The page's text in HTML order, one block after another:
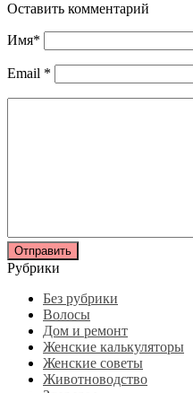
Оставить комментарий
Имя*
Email *
Рубрики
Без рубрики
Волосы
Дом и ремонт
Женские калькуляторы
Женские советы
Животноводство